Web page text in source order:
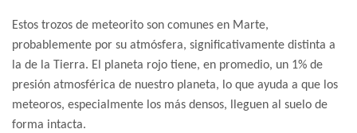
Estos trozos de meteorito son comunes en Marte,
probablemente por su atmósfera, significativamente distinta a
la de la Tierra. El planeta rojo tiene, en promedio, un 1% de
presión atmosférica de nuestro planeta, lo que ayuda a que los
meteoros, especialmente los más densos, lleguen al suelo de
forma intacta.